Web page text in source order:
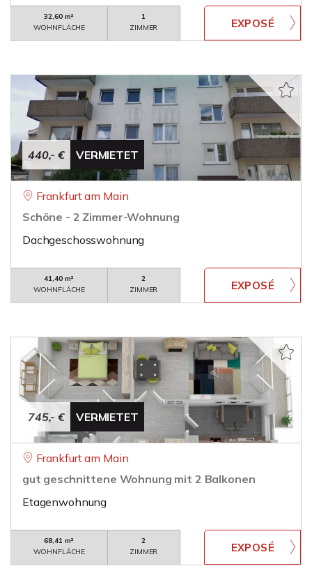
32,60 m²
WOHNFLÄCHE
1
ZIMMER
440,- € VERMIETET
Frankfurt am Main
Schöne - 2 Zimmer-Wohnung
Dachgeschosswohnung
41,40 m²
WOHNFLÄCHE
2
ZIMMER
745,- € VERMIETET
Frankfurt am Main
gut geschnittene Wohnung mit 2 Balkonen
Etagenwohnung
68,41 m²
WOHNFLÄCHE
2
ZIMMER